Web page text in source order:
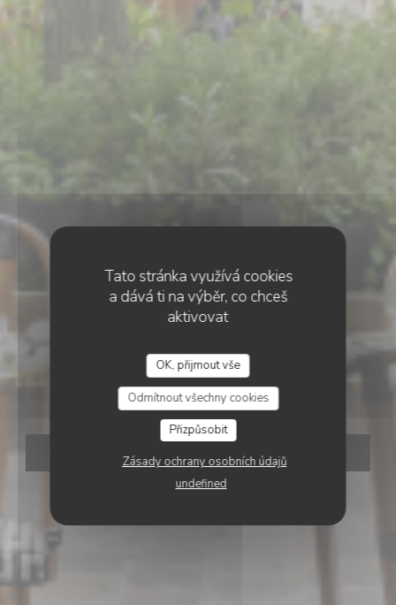
Tato stránka využívá cookies
a dává ti na výběr, co chceš
aktivovat
OK, přijmout vše
Odmítnout všechny cookies
Přizpůsobit
Zásady ochrany osobních údajů
undefined
• PARIS
Calice
REZERVOVAT STŮL